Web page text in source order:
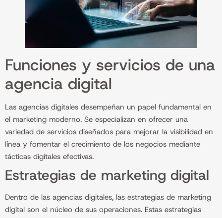
Funciones y servicios de una
agencia digital
Las agencias digitales desempeñan un papel fundamental en
el marketing moderno. Se especializan en ofrecer una
variedad de servicios diseñados para mejorar la visibilidad en
línea y fomentar el crecimiento de los negocios mediante
tácticas digitales efectivas.
Estrategias de marketing digital
Dentro de las agencias digitales, las estrategias de marketing
digital son el núcleo de sus operaciones. Estas estrategias